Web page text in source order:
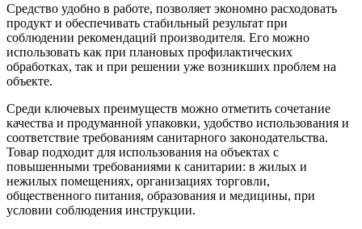
Средство удобно в работе, позволяет экономно расходовать
продукт и обеспечивать стабильный результат при
соблюдении рекомендаций производителя. Его можно
использовать как при плановых профилактических
обработках, так и при решении уже возникших проблем на
объекте.
Среди ключевых преимуществ можно отметить сочетание
качества и продуманной упаковки, удобство использования и
соответствие требованиям санитарного законодательства.
Товар подходит для использования на объектах с
повышенными требованиями к санитарии: в жилых и
нежилых помещениях, организациях торговли,
общественного питания, образования и медицины, при
условии соблюдения инструкции.